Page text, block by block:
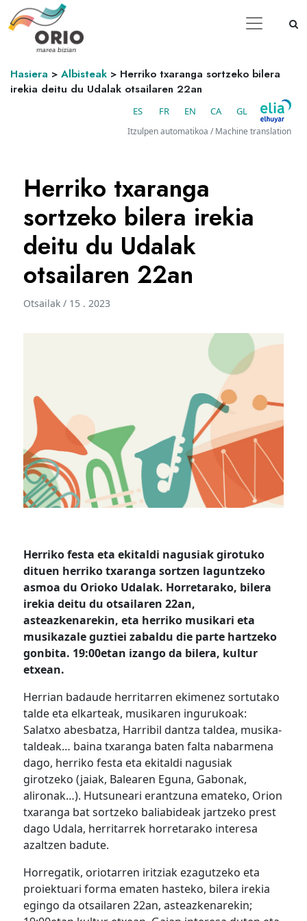
Hasiera > Albisteak > Herriko txaranga sortzeko bilera
irekia deitu du Udalak otsailaren 22an
ES FR EN CA GL
Itzulpen automatikoa / Machine translation
Herriko txaranga
sortzeko bilera irekia
deitu du Udalak
otsailaren 22an
Otsailak / 15 . 2023
Herriko festa eta ekitaldi nagusiak girotuko
dituen herriko txaranga sortzen laguntzeko
asmoa du Orioko Udalak. Horretarako, bilera
irekia deitu du otsailaren 22an,
asteazkenarekin, eta herriko musikari eta
musikazale guztiei zabaldu die parte hartzeko
gonbita. 19:00etan izango da bilera, kultur
etxean.
Herrian badaude herritarren ekimenez sortutako
talde eta elkarteak, musikaren ingurukoak:
Salatxo abesbatza, Harribil dantza taldea, musika-
taldeak… baina txaranga baten falta nabarmena
dago, herriko festa eta ekitaldi nagusiak
girotzeko (jaiak, Balearen Eguna, Gabonak,
alironak…). Hutsuneari erantzuna emateko, Orion
txaranga bat sortzeko baliabideak jartzeko prest
dago Udala, herritarrek horretarako interesa
azaltzen badute.
Horregatik, oriotarren iritziak ezagutzeko eta
proiektuari forma ematen hasteko, bilera irekia
egingo da otsailaren 22an, asteazkenarekin;